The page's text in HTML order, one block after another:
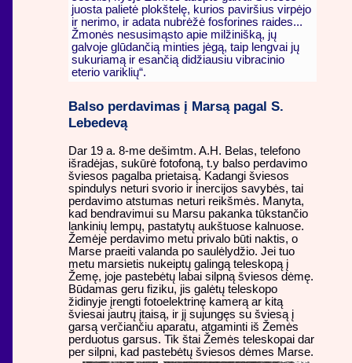
juosta palietė plokštelę, kurios paviršius virpėjo
ir nerimo, ir adata nubrėžė fosforines raides...
Žmonės nesusimąsto apie milžinišką, jų
galvoje glūdančią minties jėgą, taip lengvai jų
sukuriamą ir esančią didžiausiu vibracinio
eterio variklių“.
Balso perdavimas į Marsą pagal S.
Lebedevą
Dar 19 a. 8-me dešimtm. A.H. Belas, telefono
išradėjas, sukūrė fotofoną, t.y balso perdavimo
šviesos pagalba prietaisą. Kadangi šviesos
spindulys neturi svorio ir inercijos savybės, tai
perdavimo atstumas neturi reikšmės. Manyta,
kad bendravimui su Marsu pakanka tūkstančio
lankinių lempų, pastatytų aukštuose kalnuose.
Žemėje perdavimo metu privalo būti naktis, o
Marse praeiti valanda po saulėlydžio. Jei tuo
metu marsietis nukeiptų galingą teleskopą į
Žemę, joje pastebėtų labai silpną šviesos dėmę.
Būdamas geru fiziku, jis galėtų teleskopo
židinyje įrengti fotoelektrinę kamerą ar kitą
šviesai jautrų įtaisą, ir jį sujungęs su šviesą į
garsą verčiančiu aparatu, atgaminti iš Žemės
perduotus garsus. Tik štai Žemės teleskopai dar
per silpni, kad pastebėtų šviesos dėmes Marse.